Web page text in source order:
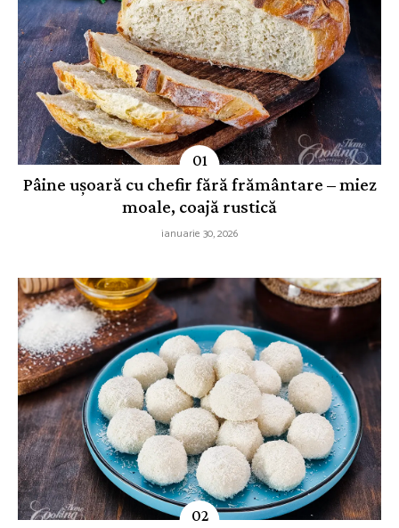
Pâine ușoară cu chefir fără frământare – miez
moale, coajă rustică
ianuarie 30, 2026